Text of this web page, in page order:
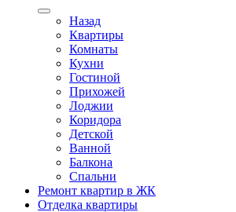
Назад
Квартиры
Комнаты
Кухни
Гостиной
Прихожей
Лоджии
Коридора
Детской
Ванной
Балкона
Спальни
Ремонт квартир в ЖК
Отделка квартиры